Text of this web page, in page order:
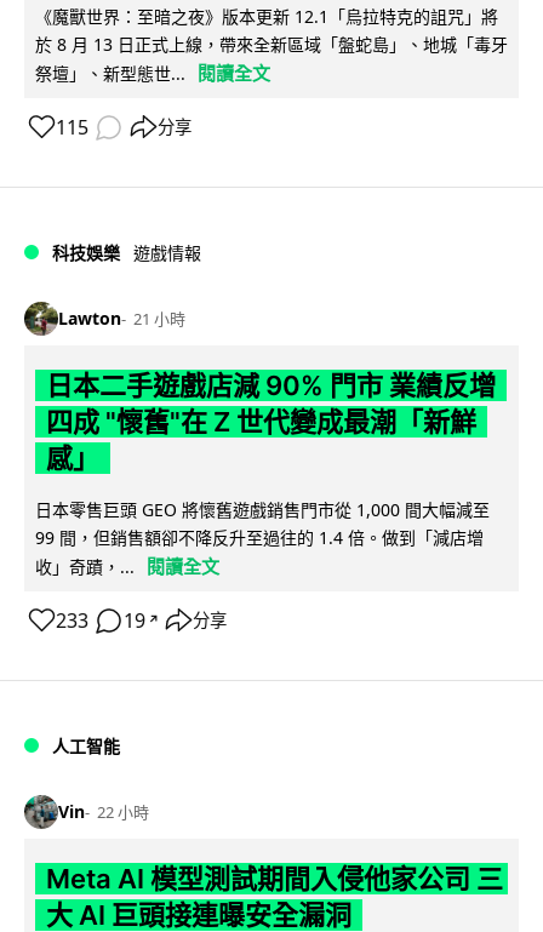
《魔獸世界：至暗之夜》版本更新 12.1「烏拉特克的詛咒」將
於 8 月 13 日正式上線，帶來全新區域「盤蛇島」、地城「毒牙
祭壇」、新型態世...
閱讀全文
115 分享
科技娛樂 遊戲情報
Lawton 21 小時
日本二手遊戲店減 90% 門市 業績反增
四成 "懷舊"在 Z 世代變成最潮「新鮮
感」
日本零售巨頭 GEO 將懷舊遊戲銷售門市從 1,000 間大幅減至
99 間，但銷售額卻不降反升至過往的 1.4 倍。做到「減店增
收」奇蹟，...
閱讀全文
233 19 ↗ 分享
人工智能
Vin 22 小時
Meta AI 模型測試期間入侵他家公司 三
大 AI 巨頭接連曝安全漏洞